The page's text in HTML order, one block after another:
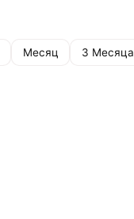
Месяц 3 Месяца